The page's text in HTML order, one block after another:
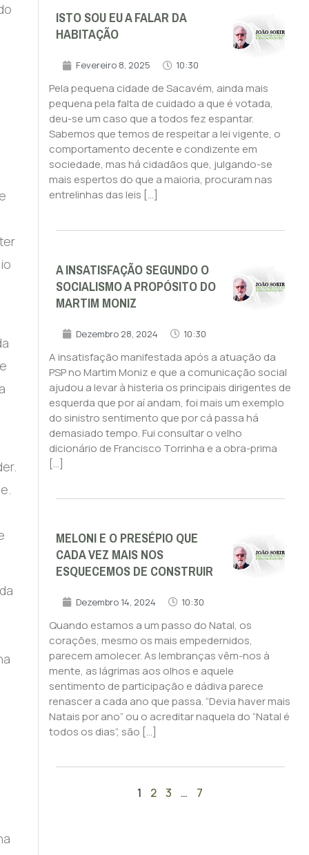
ISTO SOU EU A FALAR DA
HABITAÇÃO
Fevereiro 8, 2025 10:30
Pela pequena cidade de Sacavém, ainda mais
pequena pela falta de cuidado a que é votada,
deu-se um caso que a todos fez espantar.
Sabemos que temos de respeitar a lei vigente, o
comportamento decente e condizente em
sociedade, mas há cidadãos que, julgando-se
mais espertos do que a maioria, procuram nas
entrelinhas das leis […]
A INSATISFAÇÃO SEGUNDO O
SOCIALISMO A PROPÓSITO DO
MARTIM MONIZ
Dezembro 28, 2024 10:30
A insatisfação manifestada após a atuação da
PSP no Martim Moniz e que a comunicação social
ajudou a levar à histeria os principais dirigentes de
esquerda que por aí andam, foi mais um exemplo
do sinistro sentimento que por cá passa há
demasiado tempo. Fui consultar o velho
dicionário de Francisco Torrinha e a obra-prima
[…]
MELONI E O PRESÉPIO QUE
CADA VEZ MAIS NOS
ESQUECEMOS DE CONSTRUIR
Dezembro 14, 2024 10:30
Quando estamos a um passo do Natal, os
corações, mesmo os mais empedernidos,
parecem amolecer. As lembranças vêm-nos à
mente, as lágrimas aos olhos e aquele
sentimento de participação e dádiva parece
renascer a cada ano que passa. “Devia haver mais
Natais por ano” ou o acreditar naquela do “Natal é
todos os dias”, são […]
1 2 3 … 7